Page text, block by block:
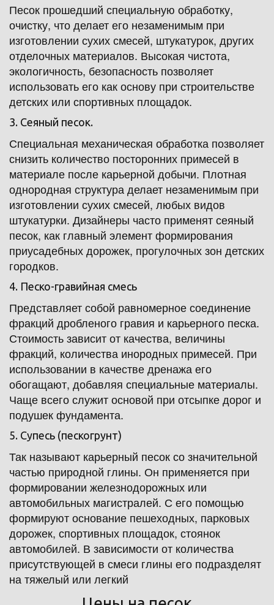
Песок прошедший специальную обработку,
очистку, что делает его незаменимым при
изготовлении сухих смесей, штукатурок, других
отделочных материалов. Высокая чистота,
экологичность, безопасность позволяет
использовать его как основу при строительстве
детских или спортивных площадок.
3. Сеяный песок.
Специальная механическая обработка позволяет
снизить количество посторонних примесей в
материале после карьерной добычи. Плотная
однородная структура делает незаменимым при
изготовлении сухих смесей, любых видов
штукатурки. Дизайнеры часто применят сеяный
песок, как главный элемент формирования
приусадебных дорожек, прогулочных зон детских
городков.
4. Песко-гравийная смесь
Представляет собой равномерное соединение
фракций дробленого гравия и карьерного песка.
Стоимость зависит от качества, величины
фракций, количества инородных примесей. При
использовании в качестве дренажа его
обогащают, добавляя специальные материалы.
Чаще всего служит основой при отсыпке дорог и
подушек фундамента.
5. Супесь (пескогрунт)
Так называют карьерный песок со значительной
частью природной глины. Он применяется при
формировании железнодорожных или
автомобильных магистралей. С его помощью
формируют основание пешеходных, парковых
дорожек, спортивных площадок, стоянок
автомобилей. В зависимости от количества
присутствующей в смеси глины его подразделят
на тяжелый или легкий